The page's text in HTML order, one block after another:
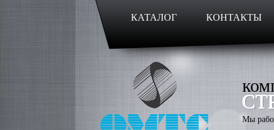
КАТАЛОГ КОНТАКТЫ
Мы